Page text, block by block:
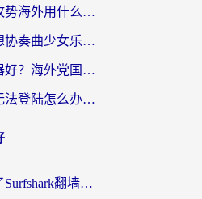
反恐精英：全球攻势海外用什么加速器登录？海外党国服游戏畅玩指南
乌克兰怎么玩梦想协奏曲少女乐团派对？海外党国服游戏加速全攻略（附欧洲重生细胞荒野行动不卡技巧）
玩末剑哪个加速器好？海外党国服游戏畅玩终极指南（附3款热门游戏实测）
宝石大乱斗国外无法登陆怎么办？海外玩家专属加速指南（附穿越火线原野传说解决方案）
海外党必看：除了Surfshark翻墙回国，这些加速器选择技巧你真的懂吗？